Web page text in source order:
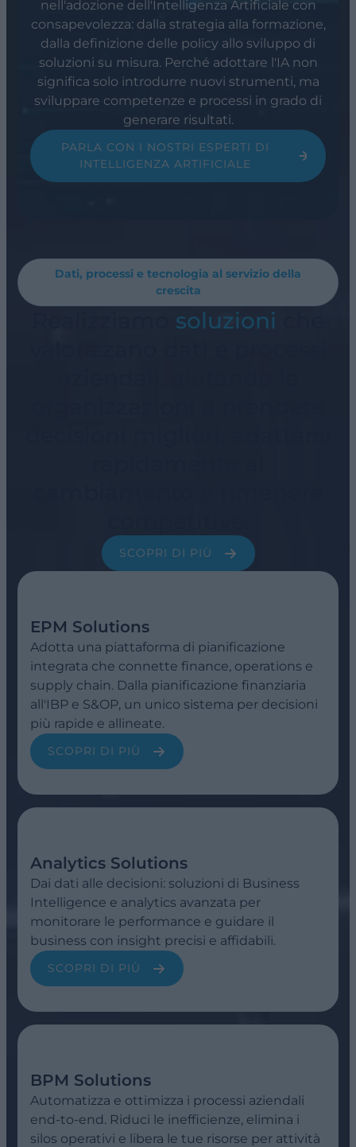
nell'adozione dell'Intelligenza Artificiale con
consapevolezza: dalla strategia alla formazione,
dalla definizione delle policy allo sviluppo di
soluzioni su misura. Perché adottare l'IA non
significa solo introdurre nuovi strumenti, ma
sviluppare competenze e processi in grado di
generare risultati.
PARLA CON I NOSTRI ESPERTI DI
INTELLIGENZA ARTIFICIALE
Dati, processi e tecnologia al servizio della
crescita
soluzioni
SCOPRI DI PIÙ
EPM Solutions
Adotta una piattaforma di pianificazione
integrata che connette finance, operations e
supply chain. Dalla pianificazione finanziaria
all'IBP e S&OP, un unico sistema per decisioni
più rapide e allineate.
SCOPRI DI PIÙ
Analytics Solutions
Dai dati alle decisioni: soluzioni di Business
Intelligence e analytics avanzata per
monitorare le performance e guidare il
business con insight precisi e affidabili.
SCOPRI DI PIÙ
BPM Solutions
Automatizza e ottimizza i processi aziendali
end-to-end. Riduci le inefficienze, elimina i
silos operativi e libera le tue risorse per attività